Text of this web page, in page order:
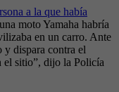
a la que había
moto Yamaha habría
en un carro. Ante
y dispara contra el
el sitio”, dijo la Policía